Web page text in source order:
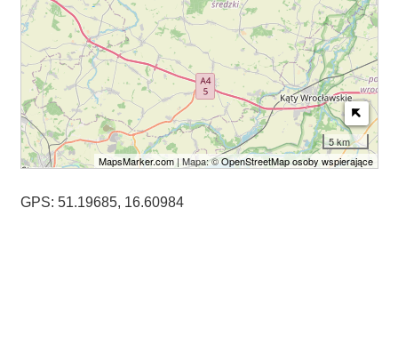
5 km
MapsMarker.com| Mapa: ©OpenStreetMap osoby wspierające
GPS: 51.19685, 16.60984